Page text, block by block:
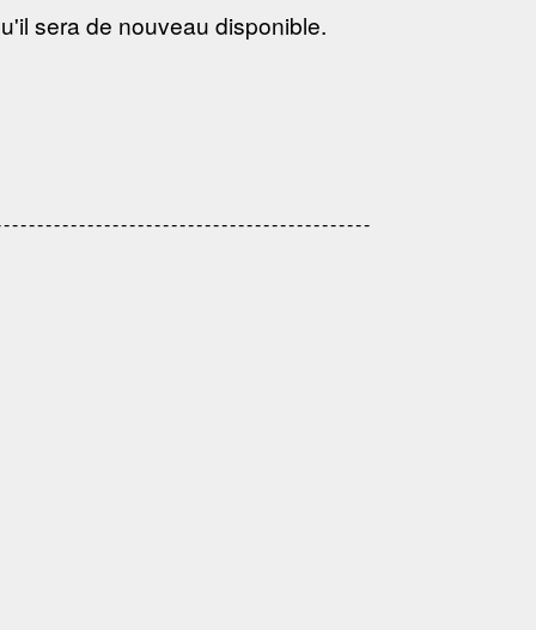
sera de nouveau disponible.